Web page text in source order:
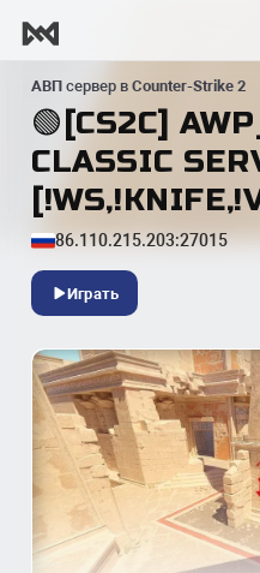
АВП сервер в Counter-Strike 2
🟢[CS2C]
CLASSIC
86.110.215.203:27015
Играть